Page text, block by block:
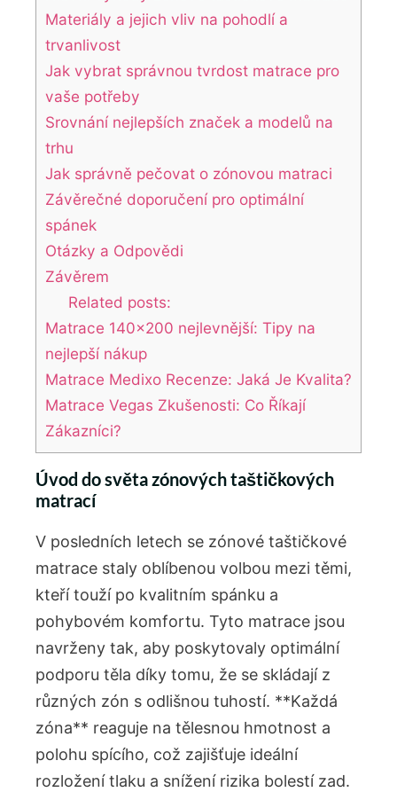
Materiály a jejich vliv na pohodlí a
trvanlivost
Jak vybrat správnou tvrdost matrace pro
vaše potřeby
Srovnání nejlepších značek a modelů na
trhu
Jak správně pečovat o zónovou matraci
Závěrečné doporučení pro optimální
spánek
Otázky a Odpovědi
Závěrem
Related posts:
Matrace 140x200 nejlevnější: Tipy na
nejlepší nákup
Matrace Medixo Recenze: Jaká Je Kvalita?
Matrace Vegas Zkušenosti: Co Říkají
Zákazníci?
Úvod do světa zónových taštičkových
matrací
V posledních letech se zónové taštičkové
matrace staly oblíbenou volbou mezi těmi,
kteří touží po kvalitním spánku a
pohybovém komfortu. Tyto matrace jsou
navrženy tak, aby poskytovaly optimální
podporu těla díky tomu, že se skládají z
různých zón s odlišnou tuhostí. **Každá
zóna** reaguje na tělesnou hmotnost a
polohu spícího, což zajišťuje ideální
rozložení tlaku a snížení rizika bolestí zad.